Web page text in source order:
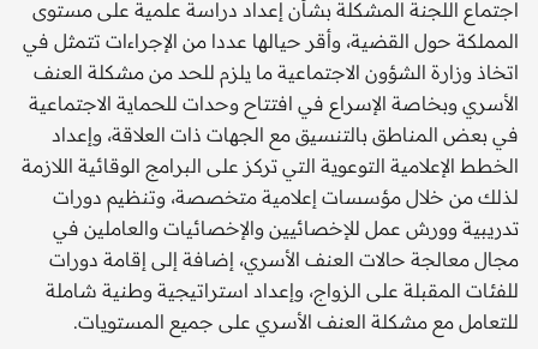
اجتماع اللجنة المشكلة بشأن إعداد دراسة علمية على مستوى
المملكة حول القضية، وأقر حيالها عددا من الإجراءات تتمثل في
اتخاذ وزارة الشؤون الاجتماعية ما يلزم للحد من مشكلة العنف
الأسري وبخاصة الإسراع في افتتاح وحدات للحماية الاجتماعية
في بعض المناطق بالتنسيق مع الجهات ذات العلاقة، وإعداد
الخطط الإعلامية التوعوية التي تركز على البرامج الوقائية اللازمة
لذلك من خلال مؤسسات إعلامية متخصصة، وتنظيم دورات
تدريبية وورش عمل للإخصائيين والإخصائيات والعاملين في
مجال معالجة حالات العنف الأسري، إضافة إلى إقامة دورات
للفئات المقبلة على الزواج، وإعداد استراتيجية وطنية شاملة
للتعامل مع مشكلة العنف الأسري على جميع المستويات.